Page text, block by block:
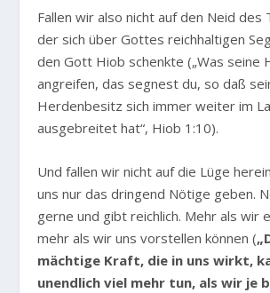
Fallen wir also nicht auf den Neid des
der sich über Gottes reichhaltigen
den Gott Hiob schenkte („Was seine
angreifen, das segnest du, so daß
Herdenbesitz sich immer weiter im
ausgebreitet hat“, Hiob 1:10).
Und fallen wir nicht auf die Lüge
uns nur das dringend Nötige geben.
gerne und gibt reichlich. Mehr als wir
mehr als wir uns vorstellen können (
mächtige Kraft, die in uns wirkt,
unendlich viel mehr tun, als wir je